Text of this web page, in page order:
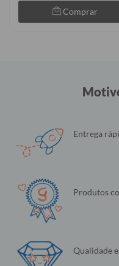
Comprar
Entrega
Produtos
Qualidade